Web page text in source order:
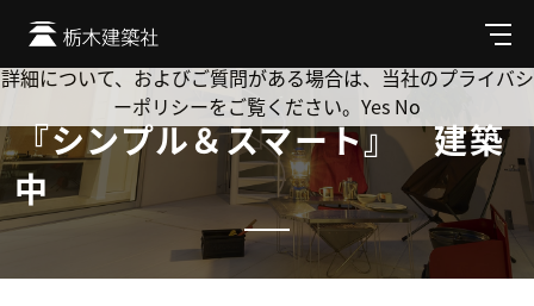
メ
ニ
ュ
『シンプル＆スマート』 建築
中
Cookie を使用して、お客様の活動を追跡してもよろしいです
か? 当社ではお客様のプライバシーを極めて重視しています。
詳細について、およびご質問がある場合は、当社のプライバシ
ーポリシーをご覧ください。 Yes No